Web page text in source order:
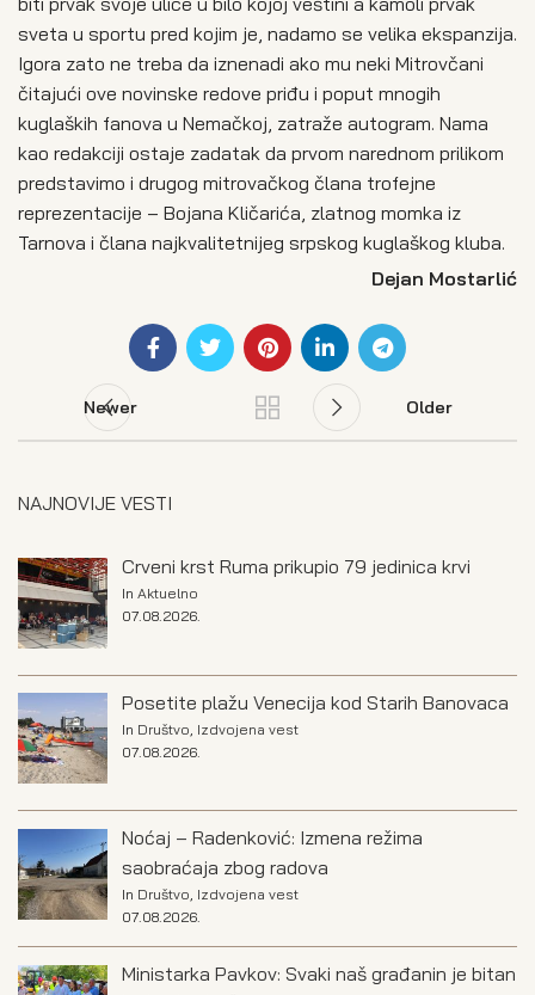
sveta u sportu pred kojim je, nadamo se velika ekspanzija.
Igora zato ne treba da iznenadi ako mu neki Mitrovčani
čitajući ove novinske redove priđu i poput mnogih
kuglaških fanova u Nemačkoj, zatraže autogram. Nama
kao redakciji ostaje zadatak da prvom narednom prilikom
predstavimo i drugog mitrovačkog člana trofejne
reprezentacije – Bojana Kličarića, zlatnog momka iz
Tarnova i člana najkvalitetnijeg srpskog kuglaškog kluba.
Dejan Mostarlić
Newer Older
NAJNOVIJE VESTI
Crveni krst Ruma prikupio 79 jedinica krvi
In Aktuelno
07.08.2026.
Posetite plažu Venecija kod Starih Banovaca
In Društvo Izdvojena vest
07.08.2026.
Noćaj – Radenković: Izmena režima
saobraćaja zbog radova
In Društvo, Izdvojena vest
07.08.2026.
Ministarka Pavkov: Svaki naš građanin je bitan